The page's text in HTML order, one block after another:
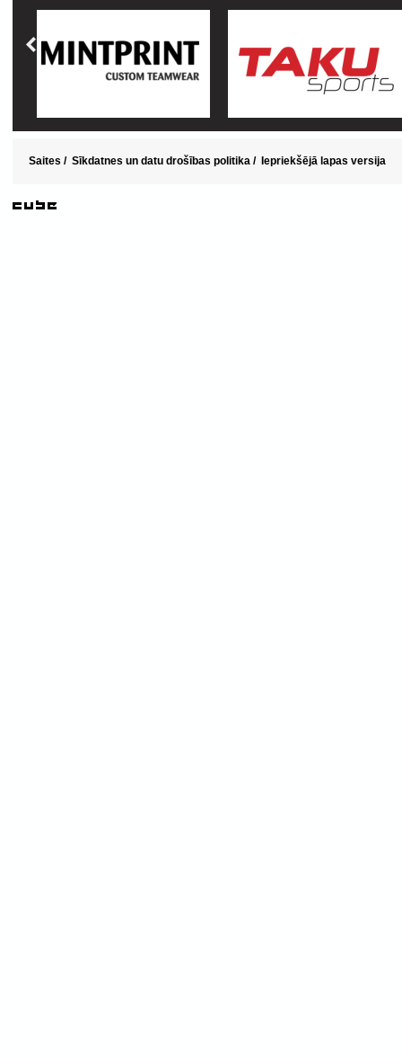
Saites / Sīkdatnes un datu drošības politika / Iepriekšējā lapas versija